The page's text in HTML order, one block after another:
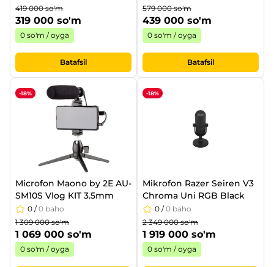
419 000 so'm
319 000 so'm
0 so'm / oyga
Batafsil
bilan, 3.5 mm
579 000 so'm
439 000 so'm
0 so'm / oyga
Batafsil
-18%
Microfon Maono by 2Е AU-
SM10S Vlog KIT 3.5mm
0 /0 baho
1 309 000 so'm
1 069 000 so'm
0 so'm / oyga
-18%
Mikrofon Razer Seiren V3
Chroma Uni RGB Black
0 /0 baho
2 349 000 so'm
1 919 000 so'm
0 so'm / oyga